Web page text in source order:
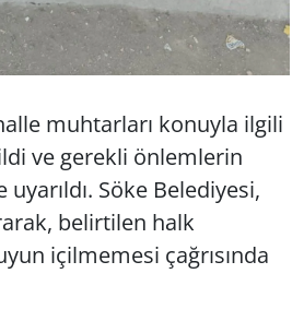
muhtarları konuyla ilgili
ve gerekli önlemlerin
uyarıldı. Söke Belediyesi,
belirtilen halk
içilmemesi çağrısında